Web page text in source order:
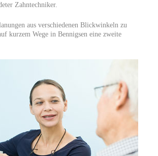
Zahntechniker.
aus verschiedenen Blickwinkeln zu
kurzem Wege in Bennigsen eine zweite